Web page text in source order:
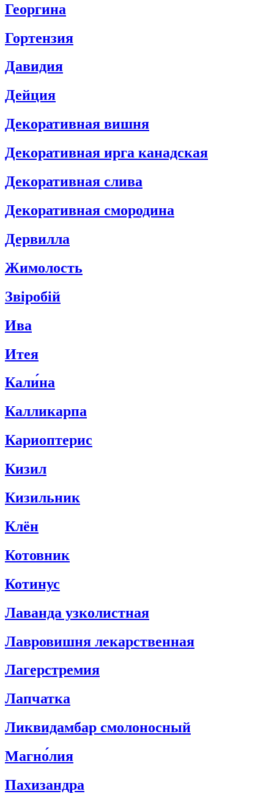
Георгинa
Гортензия
Давидия
Дейция
Декоративная вишня
Декоративная ирга канадская
Декоративная слива
Декоративная смородина
Дервилла
Жимолость
Звіробій
Ива
Итея
Кали́на
Калликарпа
Кариоптерис
Кизил
Кизильник
Клён
Котовник
Котинус
Лаванда узколистная
Лавровишня лекарственная
Лагерстремия
Лапчатка
Ликвидамбар смолоносный
Магно́лия
Пахизандра